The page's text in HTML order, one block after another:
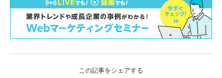
この記事をシェアする